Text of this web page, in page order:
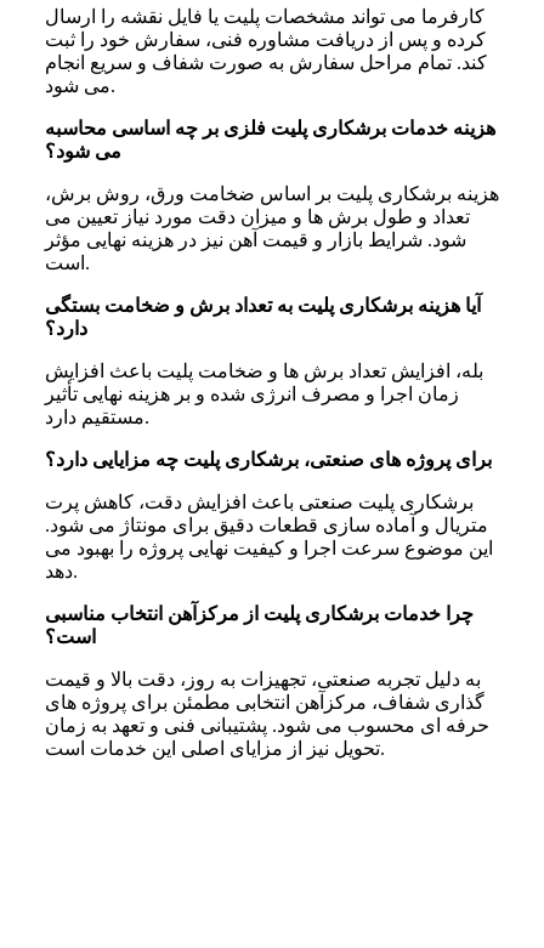
کارفرما می‌ تواند مشخصات پلیت یا فایل نقشه را ارسال
کرده و پس از دریافت مشاوره فنی، سفارش خود را ثبت
کند. تمام مراحل سفارش به‌ صورت شفاف و سریع انجام
می‌ شود.
هزینه خدمات برشکاری پلیت فلزی بر چه اساسی محاسبه
می‌ شود؟
هزینه برشکاری پلیت بر اساس ضخامت ورق، روش برش،
تعداد و طول برش‌ ها و میزان دقت مورد نیاز تعیین می‌
شود. شرایط بازار و قیمت آهن نیز در هزینه نهایی مؤثر
است.
آیا هزینه برشکاری پلیت به تعداد برش و ضخامت بستگی
دارد؟
بله، افزایش تعداد برش‌ ها و ضخامت پلیت باعث افزایش
زمان اجرا و مصرف انرژی شده و بر هزینه نهایی تأثیر
مستقیم دارد.
برای پروژه‌ های صنعتی، برشکاری پلیت چه مزایایی دارد؟
برشکاری پلیت صنعتی باعث افزایش دقت، کاهش پرت
متریال و آماده‌ سازی قطعات دقیق برای مونتاژ می‌ شود.
این موضوع سرعت اجرا و کیفیت نهایی پروژه را بهبود می‌
دهد.
چرا خدمات برشکاری پلیت از مرکزآهن انتخاب مناسبی
است؟
به‌ دلیل تجربه صنعتی، تجهیزات به‌ روز، دقت بالا و قیمت‌
گذاری شفاف، مرکزآهن انتخابی مطمئن برای پروژه‌ های
حرفه‌ ای محسوب می‌ شود. پشتیبانی فنی و تعهد به زمان
تحویل نیز از مزایای اصلی این خدمات است.